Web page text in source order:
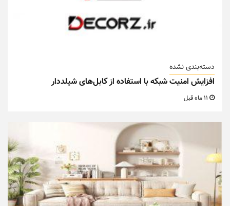
دسته‌بندی نشده
افزایش امنیت شبکه با استفاده از کابل‌های شیلددار